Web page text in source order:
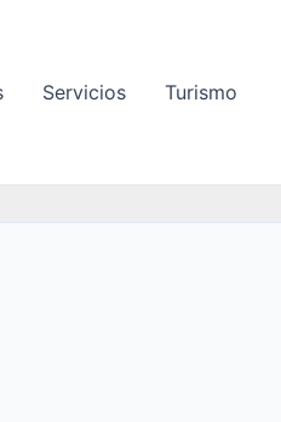
Servicios Turismo